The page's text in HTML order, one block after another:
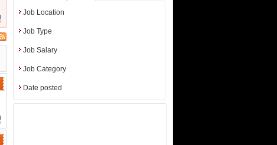
Job Location
Job Type
Job Salary
Job Category
Date posted